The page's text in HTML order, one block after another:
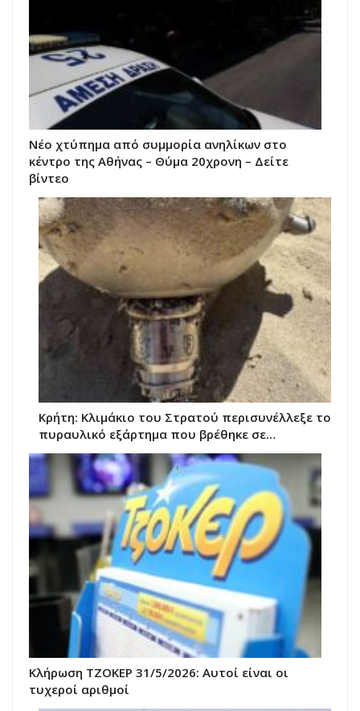
Νέο χτύπημα από συμμορία ανηλίκων στο
κέντρο της Αθήνας – Θύμα 20χρονη – Δείτε
βίντεο
Κρήτη: Κλιμάκιο του Στρατού περισυνέλλεξε το
πυραυλικό εξάρτημα που βρέθηκε σε…
Κλήρωση ΤΖΟΚΕΡ 31/5/2026: Αυτοί είναι οι
τυχεροί αριθμοί